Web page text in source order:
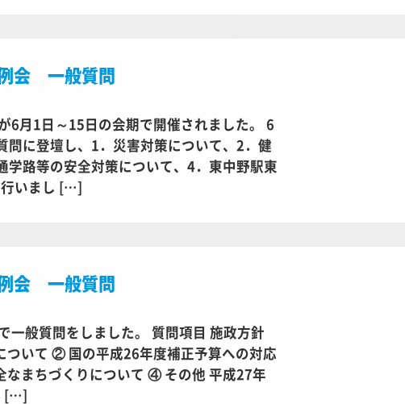
会 一般質問
6月1日～15日の会期で開催されました。 6
問に登壇し、1．災害対策について、2．健
学路等の安全対策について、4．東中野駅東
行いまし […]
会 一般質問
一般質問をしました。 質問項目 施政方針
ついて ② 国の平成26年度補正予算への対応
なまちづくりについて ④ その他 平成27年
[…]